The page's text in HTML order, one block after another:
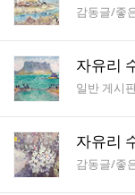
게시판명
감동글/좋
자유리
게시판명
일반 게시
자유리
게시판명
감동글/좋